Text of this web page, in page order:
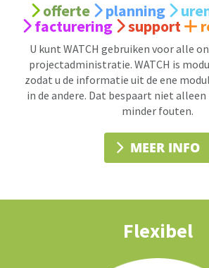
offerte planning
facturering support
U kunt WATCH gebruiken voor alle
projectadministratie. WATCH is
zodat u de informatie uit de ene
in de andere. Dat bespaart niet
minder fouten.
MEER INFO
Flexibel